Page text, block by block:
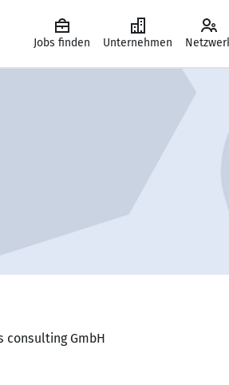
Jobs finden Unternehmen
consulting GmbH